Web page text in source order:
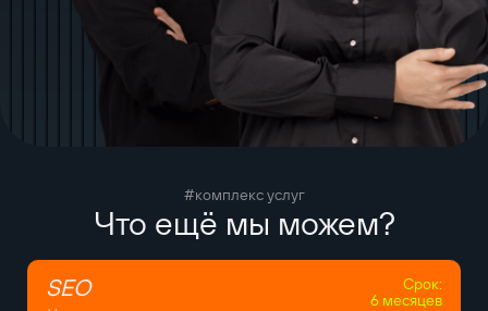
#комплекс услуг
Что ещё мы можем?
SEO
Срок:
6 месяцев